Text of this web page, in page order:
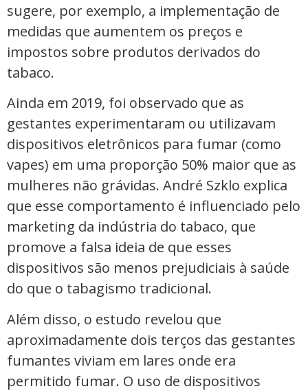
sugere, por exemplo, a implementação de
medidas que aumentem os preços e
impostos sobre produtos derivados do
tabaco.
Ainda em 2019, foi observado que as
gestantes experimentaram ou utilizavam
dispositivos eletrônicos para fumar (como
vapes) em uma proporção 50% maior que as
mulheres não grávidas. André Szklo explica
que esse comportamento é influenciado pelo
marketing da indústria do tabaco, que
promove a falsa ideia de que esses
dispositivos são menos prejudiciais à saúde
do que o tabagismo tradicional.
Além disso, o estudo revelou que
aproximadamente dois terços das gestantes
fumantes viviam em lares onde era
permitido fumar. O uso de dispositivos